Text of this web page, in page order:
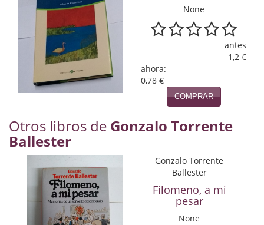
Novela Extranjera
Novela fantástica
Novela histórica
Novela negra
Otros idiomas
Papás, Mamás, Bebés...
Papás, Mamás, Bebés…
None
antes
1,2 €
ahora:
0,78 €
COMPRAR
Otros libros de Gonzalo Torrente
Ballester
Gonzalo Torrente
Ballester
Filomeno, a mi
pesar
None